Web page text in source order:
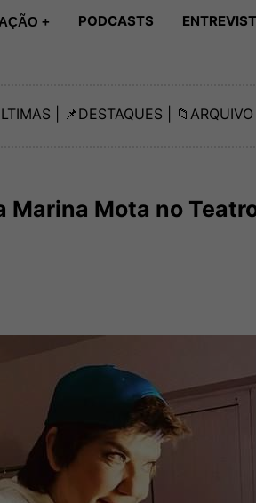
+ PODCASTS
| 📌DESTAQUES | 📁 ARQUIVO
Marina Mota no